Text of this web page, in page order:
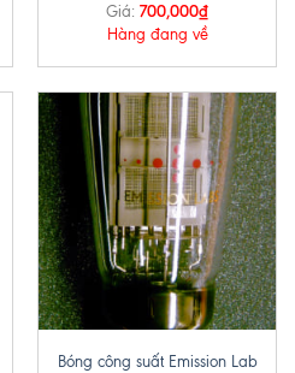
Giá: 700,000₫
Hàng đang về
Bóng công suất Emission Lab